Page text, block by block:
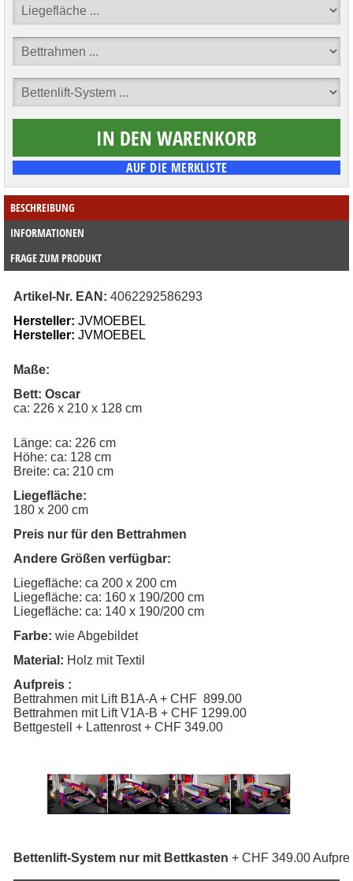
BESCHREIBUNG
INFORMATIONEN
FRAGE ZUM PRODUKT
Artikel-Nr. EAN: 4062292586293
Hersteller: JVMOEBEL
Hersteller: JVMOEBEL
Maße:
Bett: Oscar
ca: 226 x 210 x 128 cm
Länge: ca: 226 cm
Höhe: ca: 128 cm
Breite: ca: 210 cm
Liegefläche:
180 x 200 cm
Preis nur für den Bettrahmen
Andere Größen verfügbar:
Liegefläche: ca 200 x 200 cm
Liegefläche: ca: 160 x 190/200 cm
Liegefläche: ca: 140 x 190/200 cm
Farbe: wie Abgebildet
Material: Holz mit Textil
Aufpreis :
Bettrahmen mit Lift B1A-A + CHF  899.00
Bettrahmen mit Lift V1A-B + CHF 1299.00
Bettgestell + Lattenrost + CHF 349.00
Bettenlift-System nur mit Bettkasten + CHF 349.00